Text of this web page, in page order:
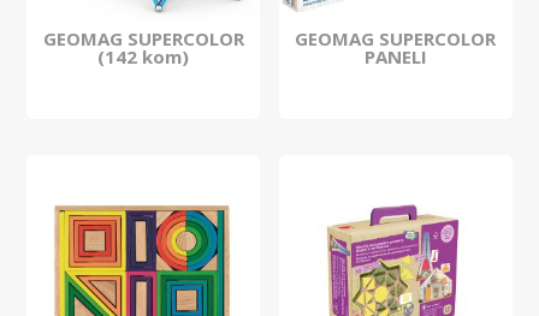
GEOMAG SUPERCOLOR
(142 kom)
GEOMAG SUPERCOLOR
PANELI